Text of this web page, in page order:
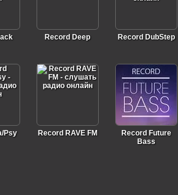
Record Deep Record DubStep
Psy Record RAVE FM
Record Future
Bass